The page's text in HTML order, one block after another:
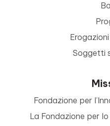
Soggetti
Fondazione per
La Fondazione per